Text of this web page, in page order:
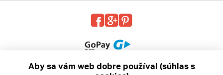
Aby sa vám web dobre používal (súhlas s